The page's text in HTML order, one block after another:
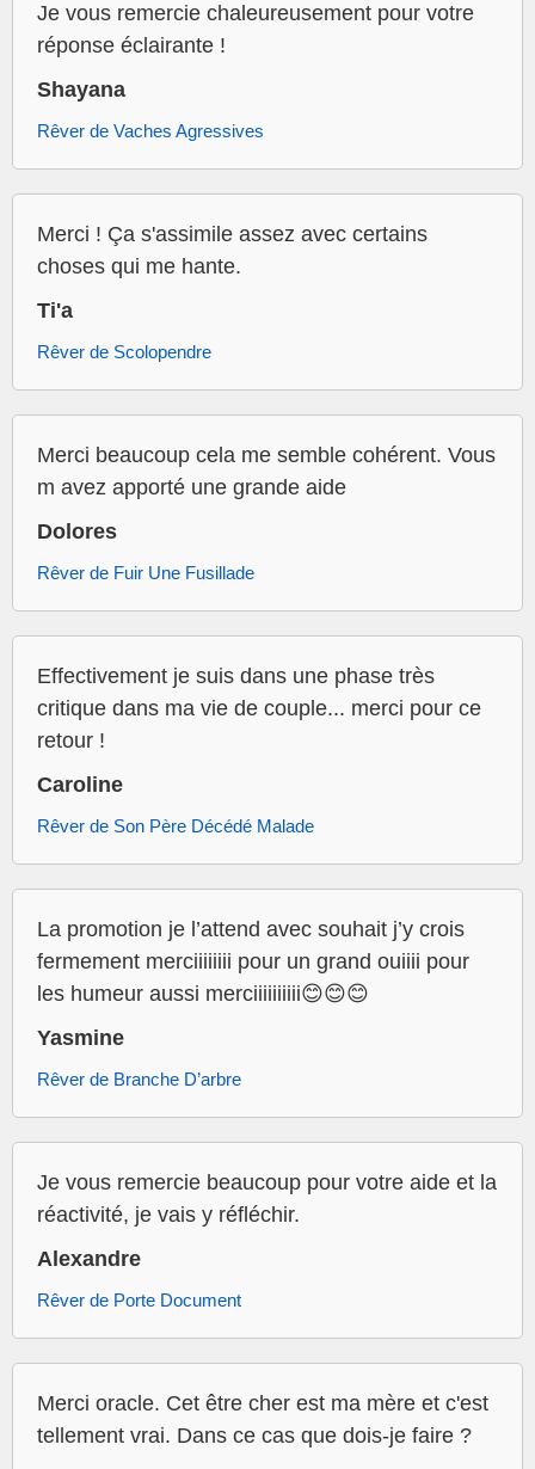
Je vous remercie chaleureusement pour votre
réponse éclairante !
Shayana
Rêver de Vaches Agressives
Merci ! Ça s'assimile assez avec certains
choses qui me hante.
Ti'a
Rêver de Scolopendre
Merci beaucoup cela me semble cohérent. Vous
m avez apporté une grande aide
Dolores
Rêver de Fuir Une Fusillade
Effectivement je suis dans une phase très
critique dans ma vie de couple... merci pour ce
retour !
Caroline
Rêver de Son Père Décédé Malade
La promotion je l’attend avec souhait j’y crois
fermement merciiiiiiii pour un grand ouiiii pour
les humeur aussi merciiiiiiiiii😊😊😊
Yasmine
Rêver de Branche D’arbre
Je vous remercie beaucoup pour votre aide et la
réactivité, je vais y réfléchir.
Alexandre
Rêver de Porte Document
Merci oracle. Cet être cher est ma mère et c'est
tellement vrai. Dans ce cas que dois-je faire ?